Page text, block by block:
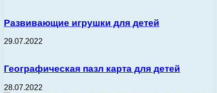
Развивающие игрушки для детей
29.07.2022
Географическая пазл карта для детей
28.07.2022